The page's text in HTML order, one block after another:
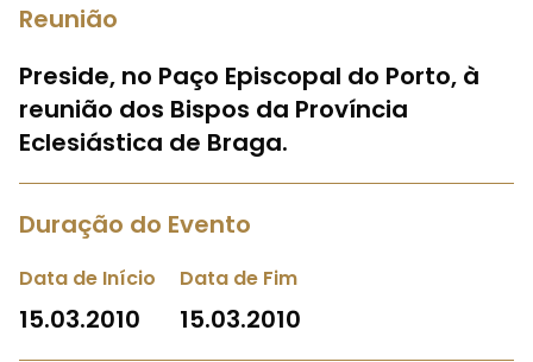
Reunião
Preside, no Paço Episcopal do Porto, à
reunião dos Bispos da Província
Eclesiástica de Braga.
Duração do Evento
Data de Início
15.03.2010
Data de Fim
15.03.2010